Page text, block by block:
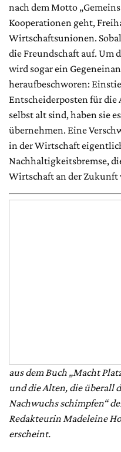
nach dem Motto
Kooperationen geht,
Wirtschaftsunionen.
die Freundschaft auf. Um
wird sogar ein
heraufbeschworen:
Entscheiderposten für die
selbst alt sind, haben sie
übernehmen. Eine
in der Wirtschaft
Nachhaltigkeitsbremse,
Wirtschaft an der Zukunft
aus dem Buch „Macht
und die Alten, die überall
Nachwuchs schimpfen“
Redakteurin Madeleine
erscheint.